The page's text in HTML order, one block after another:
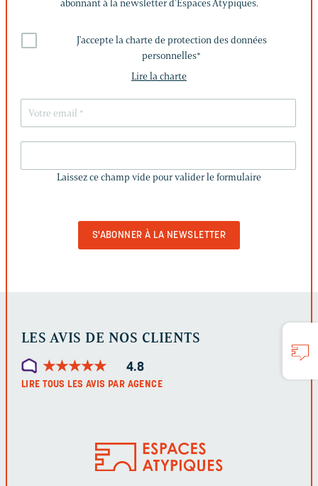
abonnant à la newsletter d’Espaces Atypiques.
J'accepte la charte de protection des données
personnelles*
Lire la charte
CHAMP
Laissez ce champ vide pour valider le formulaire
LES AVIS DE NOS CLIENTS
★★★★★
★★★★★ 4.8
LIRE TOUS LES AVIS PAR AGENCE